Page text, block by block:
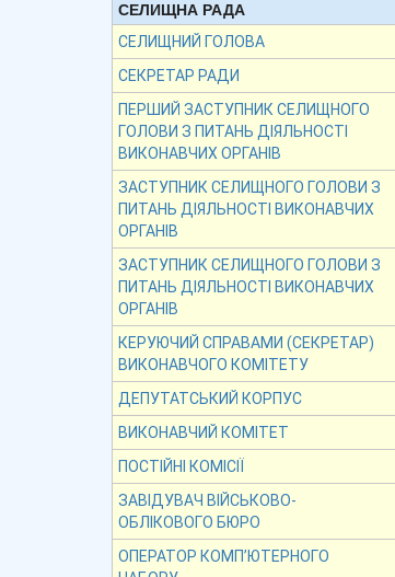
СЕЛИЩНА РАДА
СЕЛИЩНИЙ ГОЛОВА
СЕКРЕТАР РАДИ
ПЕРШИЙ ЗАСТУПНИК СЕЛИЩНОГО
ГОЛОВИ З ПИТАНЬ ДІЯЛЬНОСТІ
ВИКОНАВЧИХ ОРГАНІВ
ЗАСТУПНИК СЕЛИЩНОГО ГОЛОВИ З
ПИТАНЬ ДІЯЛЬНОСТІ ВИКОНАВЧИХ
ОРГАНІВ
ЗАСТУПНИК СЕЛИЩНОГО ГОЛОВИ З
ПИТАНЬ ДІЯЛЬНОСТІ ВИКОНАВЧИХ
ОРГАНІВ
КЕРУЮЧИЙ СПРАВАМИ (СЕКРЕТАР)
ВИКОНАВЧОГО КОМІТЕТУ
ДЕПУТАТСЬКИЙ КОРПУС
ВИКОНАВЧИЙ КОМІТЕТ
ПОСТІЙНІ КОМІСІЇ
ЗАВІДУВАЧ ВІЙСЬКОВО-
ОБЛІКОВОГО БЮРО
ОПЕРАТОР КОМП’ЮТЕРНОГО